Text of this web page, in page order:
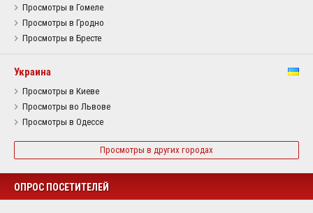
Просмотры в Гомеле
Просмотры в Гродно
Просмотры в Бресте
Украина
Просмотры в Киеве
Просмотры во Львове
Просмотры в Одессе
Просмотры в других городах
ОПРОС ПОСЕТИТЕЛЕЙ